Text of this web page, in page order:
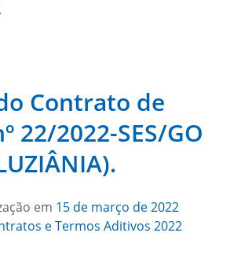
Contrato de
22/2022-SES/GO
em 15 de março de 2022
e Termos Aditivos 2022